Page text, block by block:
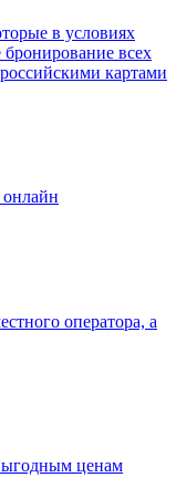
в условиях
всех
картами
оператора, а
ценам